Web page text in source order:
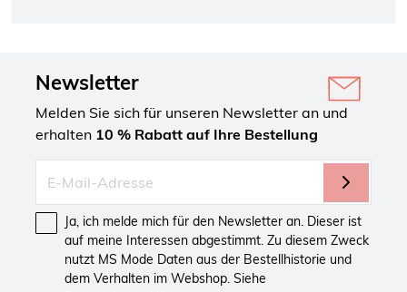
Bluse wirken Sie immer gepflegt. Bei MS Mode finden Sie
Bequeme Blusen mit Stretch und guter
Passform
Der Tragekomfort hängt vor allem von der Passform ab. Viele
unserer Blusen bestehen aus leichten Materialien wie
Viskose oder Baumwolle, oft mit Stretchanteil. Dadurch
passen sie sich Ihren Bewegungen an und bleiben den
ganzen Tag angenehm zu tragen.
Die Schnitte sind leicht weiter gehalten und bieten
Newsletter
Melden Sie sich für unseren Newsletter an und
erhalten 10 % Rabatt auf Ihre Bestellung
Ja, ich melde mich für den Newsletter an. Dieser ist
auf meine Interessen abgestimmt. Zu diesem Zweck
nutzt MS Mode Daten aus der Bestellhistorie und
dem Verhalten im Webshop. Siehe